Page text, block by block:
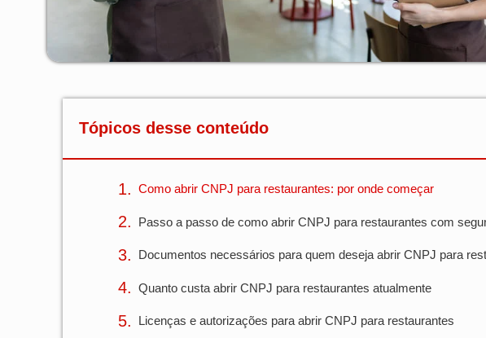
Tópicos desse conteúdo
Como abrir CNPJ para restaurantes: por onde começar
Passo a passo de como abrir CNPJ para restaurantes com
Documentos necessários para quem deseja abrir CNPJ para
Quanto custa abrir CNPJ para restaurantes atualmente
Licenças e autorizações para abrir CNPJ para restaurantes